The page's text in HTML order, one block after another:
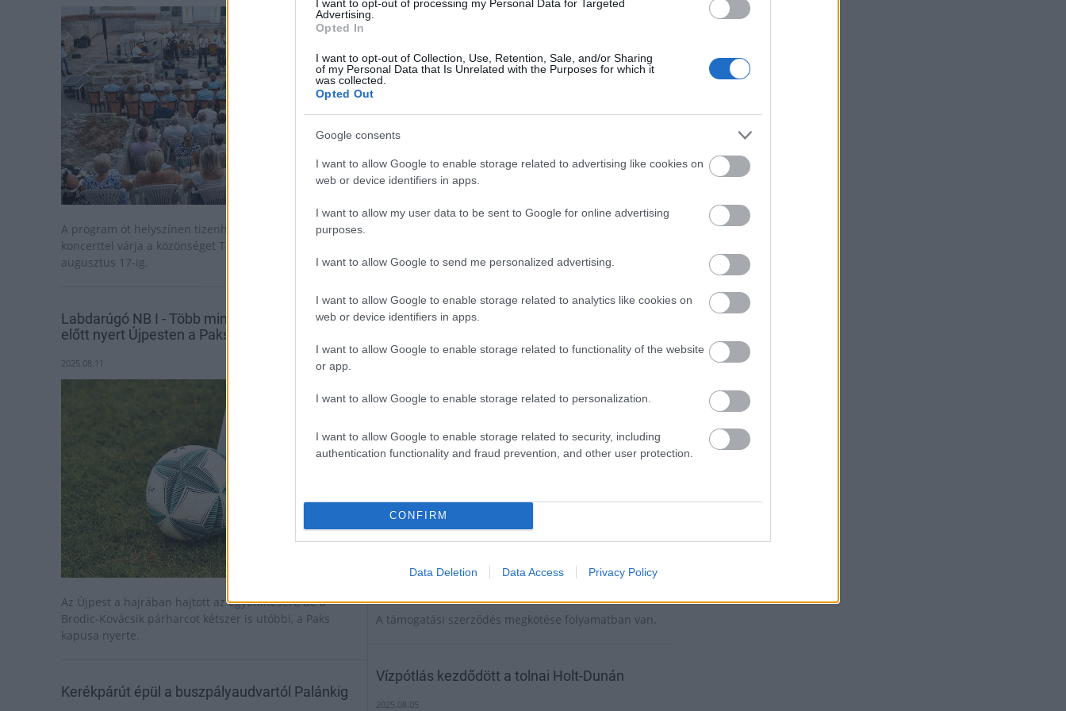
I want to opt-out of processing my Personal Data for Targeted
Advertising.
Opted In
I want to opt-out of Collection, Use, Retention, Sale, and/or Sharing
of my Personal Data that Is Unrelated with the Purposes for which it
was collected.
Opted Out
Google consents
I want to allow Google to enable storage related to advertising like cookies on
web or device identifiers in apps.
I want to allow my user data to be sent to Google for online advertising
purposes.
I want to allow Google to send me personalized advertising.
I want to allow Google to enable storage related to analytics like cookies on
web or device identifiers in apps.
I want to allow Google to enable storage related to functionality of the website
or app.
I want to allow Google to enable storage related to personalization.
I want to allow Google to enable storage related to security, including
authentication functionality and fraud prevention, and other user protection.
CONFIRM
Data Deletion Data Access Privacy Policy
A program öt helyszínen tizenhárom zenekari és szóló
koncerttel várja a közönséget Tolna vármegyében
augusztus 17-ig.
Labdarúgó NB I - Több mint nyolcezer néző
előtt nyert Újpesten a Paks
2025.08.11
Az Újpest a hajrában hajtott az egyenlítésért, de a
Brodic-Kovácsik párharcot kétszer is utóbbi, a Paks
kapusa nyerte.
Kerékpárút épül a buszpályaudvartól Palánkig
A szúnyoggyérítés heti programja megtalálható a
záportározókra és vízvisszatartásra
A támogatási szerződés megkötése folyamatban van.
Vízpótlás kezdődött a tolnai Holt-Dunán
2025.08.05